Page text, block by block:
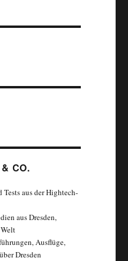
CO.
Tests aus der Hightech-
aus Dresden,
Ausflüge,
Dresden